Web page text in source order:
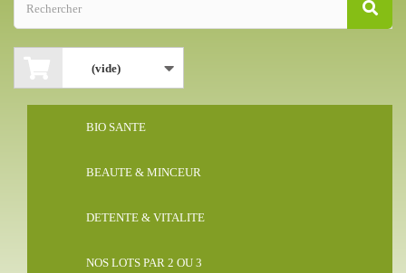
(vide)
BIO SANTE
BEAUTE & MINCEUR
DETENTE & VITALITE
NOS LOTS PAR 2 OU 3